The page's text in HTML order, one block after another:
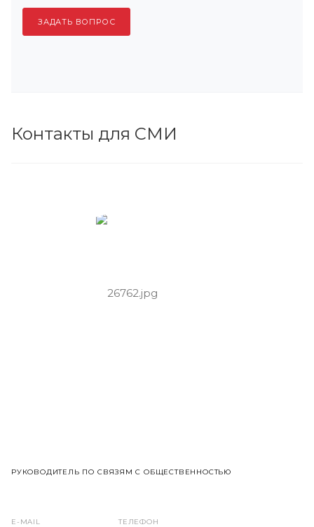
ЗАДАТЬ ВОПРОС
Контакты для СМИ
РУКОВОДИТЕЛЬ ПО СВЯЗЯМ С ОБЩЕСТВЕННОСТЬЮ
E-MAIL ТЕЛЕФОН